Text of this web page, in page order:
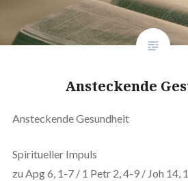
Ansteckende
Ansteckende Gesundheit
Spiritueller Impuls
zu Apg 6, 1-7 / 1 Petr 2, 4-9 / Joh 14,